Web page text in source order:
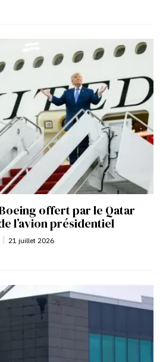
offert par le Qatar
l’avion présidentiel
| 21 juillet 2026